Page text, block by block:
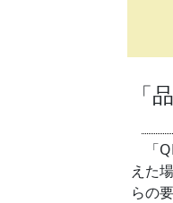
「
「
えた
らの